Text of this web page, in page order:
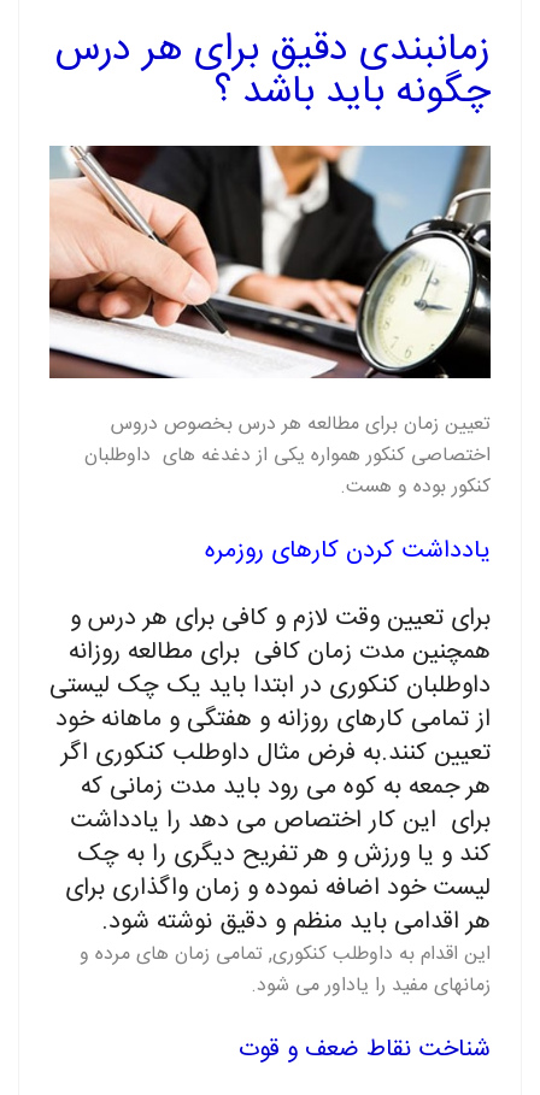
زمانبندی دقیق برای هر درس
چگونه باید باشد ؟
تعیین زمان برای مطالعه هر درس بخصوص دروس
اختصاصی کنکور همواره یکی از دغدغه های داوطلبان
کنکور بوده و هست.
یادداشت کردن کارهای روزمره
برای تعیین وقت لازم و کافی برای هر درس و
همچنین مدت زمان کافی برای مطالعه روزانه
داوطلبان کنکوری در ابتدا باید یک چک لیستی
از تمامی کارهای روزانه و هفتگی و ماهانه خود
تعیین کنند.به فرض مثال داوطلب کنکوری اگر
هر جمعه به کوه می رود باید مدت زمانی که
برای این کار اختصاص می دهد را یادداشت
کند و یا ورزش و هر تفریح دیگری را به چک
لیست خود اضافه نموده و زمان واگذاری برای
هر اقدامی باید منظم و دقیق نوشته شود.
این اقدام به داوطلب کنکوری, تمامی زمان های مرده و
زمانهای مفید را یاداور می شود.
شناخت نقاط ضعف و قوت